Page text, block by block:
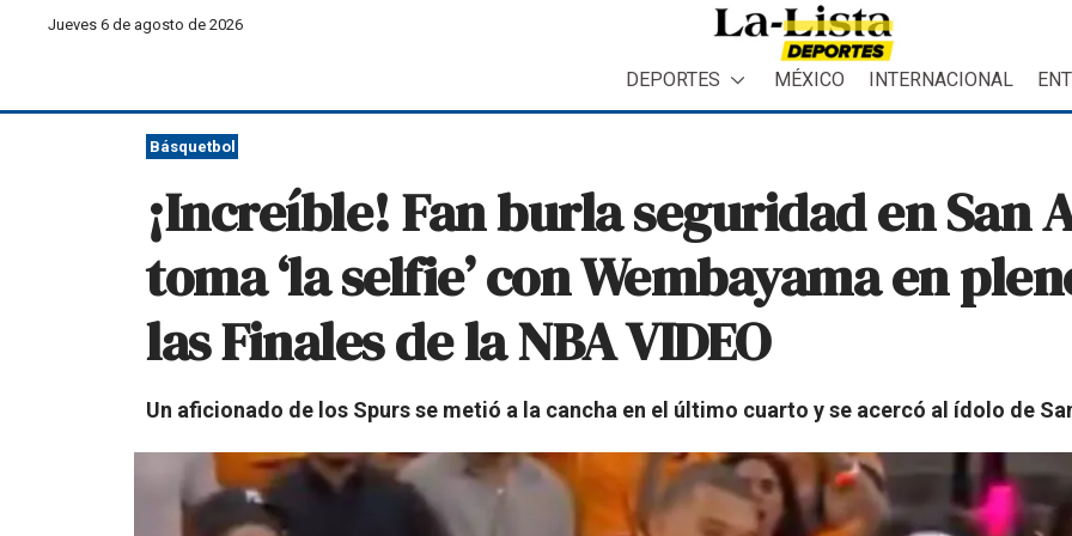
Jueves 6 de agosto de 2026
DEPORTES MÉXICO INTERNACIONAL
Básquetbol
¡Increíble! Fan burla seguridad en San
toma ‘la selfie’ con Wembayama en
las Finales de la NBA VIDEO
Un aficionado de los Spurs se metió a la cancha en el último cuarto y se acercó al ídolo de